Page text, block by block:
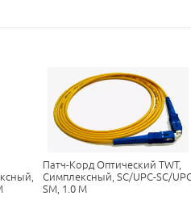
Патч-Корд Оптический TWT,
Симплексный, SC/UPC-SC/
SM, 1.0 М